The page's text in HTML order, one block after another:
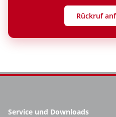
Rückruf
Service und Downloads